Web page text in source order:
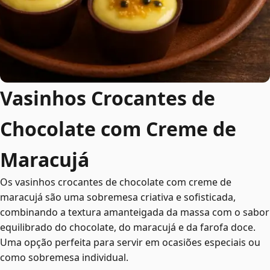
Vasinhos Crocantes de
Chocolate com Creme de
Maracujá
Os vasinhos crocantes de chocolate com creme de
maracujá são uma sobremesa criativa e sofisticada,
combinando a textura amanteigada da massa com o sabor
equilibrado do chocolate, do maracujá e da farofa doce.
Uma opção perfeita para servir em ocasiões especiais ou
como sobremesa individual.